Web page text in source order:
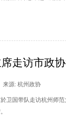
走访市政
来源: 杭州政协
卫国带队走访杭州师